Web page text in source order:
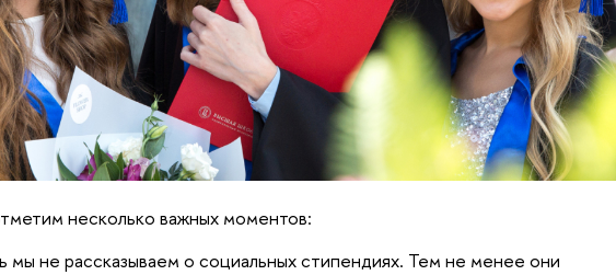
несколько важных моментов:
мы не рассказываем о социальных стипендиях. Тем не менее они